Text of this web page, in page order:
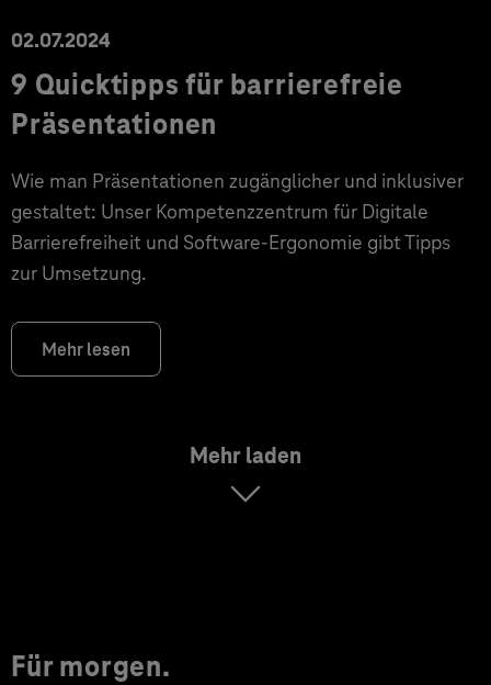
02.07.2024
9 Quicktipps für barrierefreie
Präsentationen
Wie man Präsentationen zugänglicher und inklusiver
gestaltet: Unser Kompetenzzentrum für Digitale
Barrierefreiheit und Software-Ergonomie gibt Tipps
zur Umsetzung.
Mehr lesen
Mehr laden
Für morgen.